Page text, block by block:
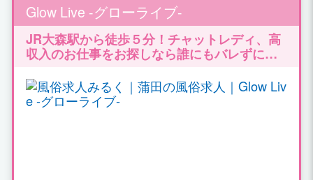
Glow Live -グローライブ-
JR大森駅から徒歩５分！チャットレディ、高
収入のお仕事をお探しなら誰にもバレずには
します。高収入バイトで充実のプライベート♪